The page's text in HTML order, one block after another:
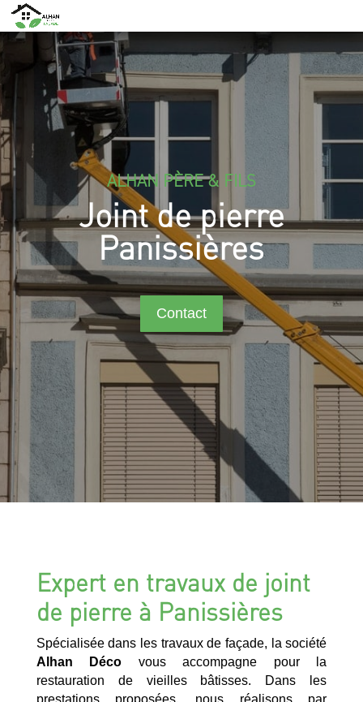
ALHAN PÈRE & FILS
Joint de pierre
Panissières
Contact
Expert en travaux de joint
de pierre à Panissières
Spécialisée dans les travaux de façade, la société
Alhan Déco vous accompagne pour la
restauration de vieilles bâtisses. Dans les
prestations proposées, nous réalisons par